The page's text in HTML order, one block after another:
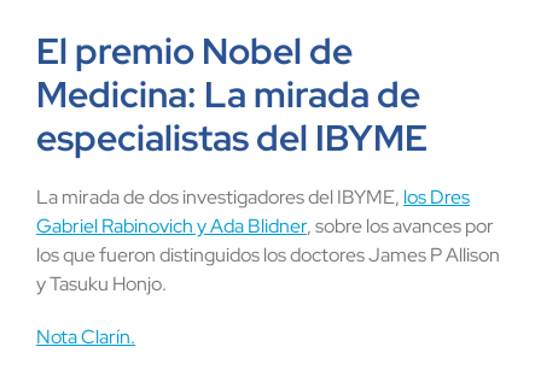
El premio Nobel de
Medicina: La mirada de
especialistas del IBYME
La mirada de dos investigadores del IBYME, los Dres
Gabriel Rabinovich y Ada Blidner,sobre los avances por
los que fueron distinguidos los doctores James P Allison
y Tasuku Honjo.
Nota Clarín.